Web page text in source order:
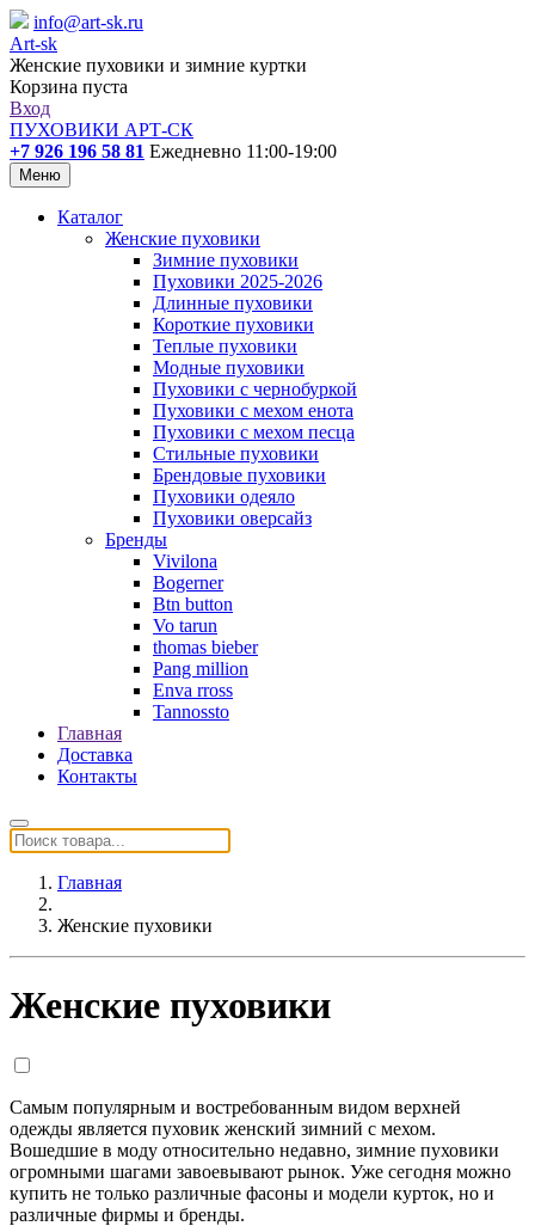
info@art-sk.ru
Art-sk
Женские пуховики и зимние куртки
Корзина пуста
Вход
ПУХОВИКИ АРТ-СК
+7 926 196 58 81 Ежедневно 11:00-19:00
Меню
Каталог
Женские пуховики
Зимние пуховики
Пуховики 2025-2026
Длинные пуховики
Короткие пуховики
Теплые пуховики
Модные пуховики
Пуховики с чернобуркой
Пуховики с мехом енота
Пуховики с мехом песца
Стильные пуховики
Брендовые пуховики
Пуховики одеяло
Пуховики оверсайз
Бренды
Vivilona
Bogerner
Btn button
Vo tarun
thomas bieber
Pang million
Enva rross
Tannossto
Главная
Доставка
Контакты
Главная
Женские пуховики
Женские пуховики
Самым популярным и востребованным видом верхней
одежды является пуховик женский зимний с мехом.
Вошедшие в моду относительно недавно, зимние пуховики
огромными шагами завоевывают рынок. Уже сегодня можно
купить не только различные фасоны и модели курток, но и
различные фирмы и бренды.